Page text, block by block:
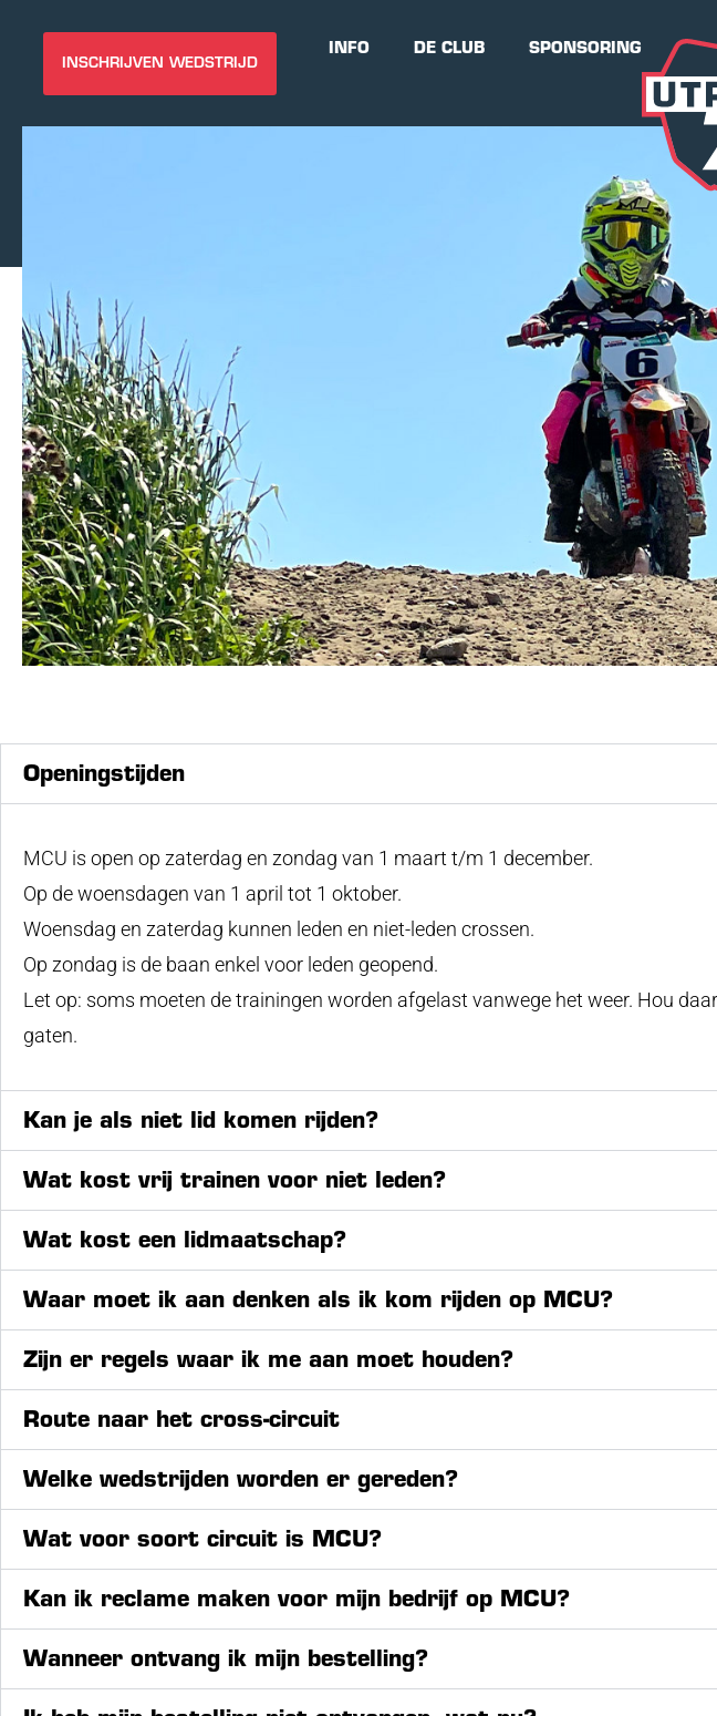
INSCHRIJVEN WEDSTRIJD
INFO DE CLUB SPONSORING
FAQ
VEELGESTELDE
VRAGEN
Openingstijden
MCU is open op zaterdag en zondag van 1 maart t/m 1 december.
Op de woensdagen van 1 april tot 1 oktober.
Woensdag en zaterdag kunnen leden en niet-leden crossen.
Op zondag is de baan enkel voor leden geopend.
Let op: soms moeten de trainingen worden afgelast vanwege het weer. Hou
gaten.
Kan je als niet lid komen rijden?
Wat kost vrij trainen voor niet leden?
Wat kost een lidmaatschap?
Waar moet ik aan denken als ik kom rijden op MCU?
Zijn er regels waar ik me aan moet houden?
Route naar het cross-circuit
Welke wedstrijden worden er gereden?
Wat voor soort circuit is MCU?
Kan ik reclame maken voor mijn bedrijf op MCU?
Wanneer ontvang ik mijn bestelling?